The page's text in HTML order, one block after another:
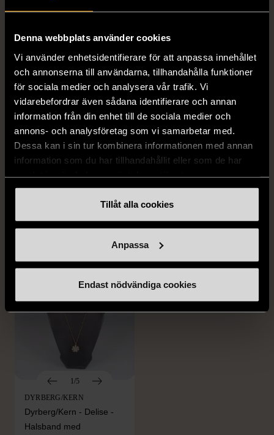
Denna webbplats använder cookies
Vi använder enhetsidentifierare för att anpassa innehållet
och annonserna till användarna, tillhandahålla funktioner
för sociala medier och analysera vår trafik. Vi
vidarebefordrar även sådana identifierare och annan
information från din enhet till de sociala medier och
annons- och analysföretag som vi samarbetar med.
Dessa kan i sin tur kombinera informationen med annan
information som du har tillhandahållit eller som de har
Tillåt alla cookies
Anpassa
Endast nödvändiga cookies
1/5
1/5
M (38-40)
249 kr
1/5
DYRBERG/KERN
Dyrberg/Kern - Delise -
Halsband med